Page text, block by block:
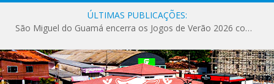
ÚLTIMAS PUBLICAÇÕES:
São Miguel do Guamá encerra os Jogos de Verão 2026 com sucesso de público e competições.